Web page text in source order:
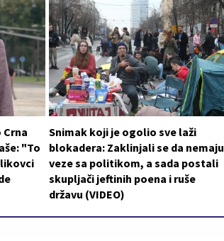
"To
Snimak koji je ogolio sve laži
blokadera: Zaklinjali se da nemaju
veze sa politikom, a sada postali
skupljači jeftinih poena i ruše
državu (VIDEO)